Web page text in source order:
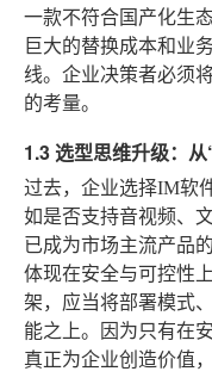
一款不符合国产化生
巨大的替换成本和业
线。企业决策者必须
的考量。
1.3 选型思维升级：
过去，企业选择IM软
如是否支持音视频、
已成为市场主流产品
体现在安全与可控性
架，应当将部署模式
能之上。因为只有在
真正为企业创造价值